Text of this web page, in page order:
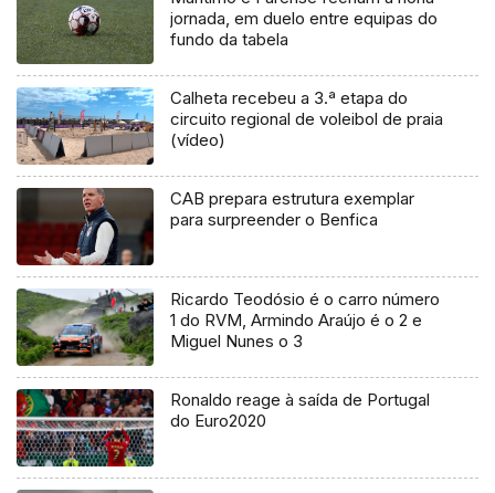
jornada, em duelo entre equipas do
fundo da tabela
Calheta recebeu a 3.ª etapa do
circuito regional de voleibol de praia
(vídeo)
CAB prepara estrutura exemplar
para surpreender o Benfica
Ricardo Teodósio é o carro número
1 do RVM, Armindo Araújo é o 2 e
Miguel Nunes o 3
Ronaldo reage à saída de Portugal
do Euro2020